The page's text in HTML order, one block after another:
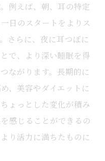
例えば、朝、耳の特定
日のスタートをよりス
さらに、夜に耳つぼに
で、より深い睡眠を得
ながります。長期的に
、美容やダイエットに
ょっとした変化が積み
感じることができるの
り活力に満ちたものに